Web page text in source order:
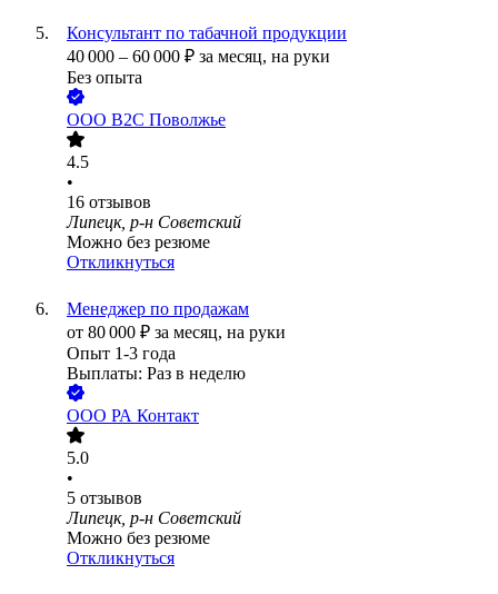
Консультант по табачной продукции
40 000 – 60 000 ₽ за месяц, на руки
Без опыта
ООО В2С Поволжье
4.5
•
16 отзывов
Липецк, р-н Советский
Можно без резюме
Откликнуться
Менеджер по продажам
от 80 000 ₽ за месяц, на руки
Опыт 1-3 года
Выплаты: Раз в неделю
ООО РА Контакт
5.0
•
5 отзывов
Липецк, р-н Советский
Можно без резюме
Откликнуться